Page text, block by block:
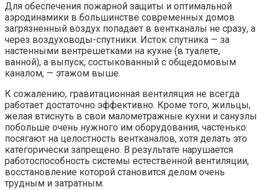
Для обеспечения пожарной защиты и оптимальной
аэродинамики в большинстве современных домов
загрязненный воздух попадает в вентканалы не сразу, а
через воздуховоды-спутники. Исток спутника — за
настенными вентрешетками на кухне (в туалете,
ванной), а выпуск, состыкованный с общедомовым
каналом, — этажом выше.
К сожалению, гравитационная вентиляция не всегда
работает достаточно эффективно. Кроме того, жильцы,
желая втиснуть в свои малометражные кухни и санузлы
побольше очень нужного им оборудования, частенько
посягают на целостность вентканалов, хотя делать это
категорически запрещено. В результате нарушается
работоспособность системы естественной вентиляции,
восстановление которой становится делом очень
трудным и затратным.